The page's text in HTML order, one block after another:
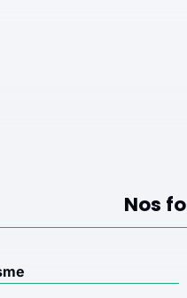
Nos